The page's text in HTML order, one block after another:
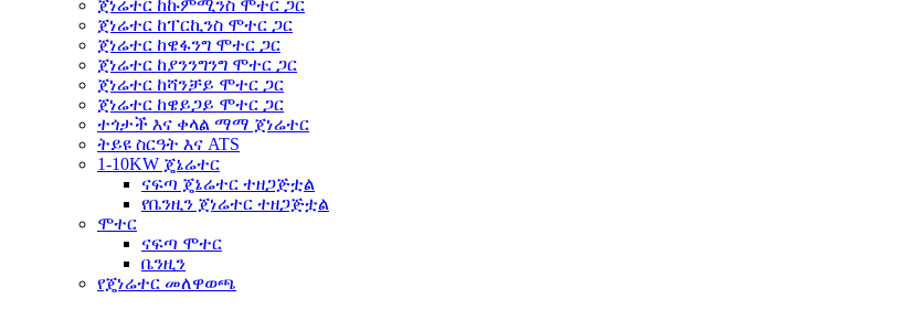
ጀነሬተር ከኩምሚንስ ሞተር ጋር
ጀነሬተር ከፐርኪንስ ሞተር ጋር
ጀነሬተር ከዌፋንግ ሞተር ጋር
ጀነሬተር ከያንንግንግ ሞተር ጋር
ጀነሬተር ከሻንቻይ ሞተር ጋር
ጀነሬተር ከዌይጋይ ሞተር ጋር
ተጎታች እና ቀላል ማማ ጀነሬተር
ትይዩ ስርዓት እና ATS
1-10KW ጄኔሬተር
ናፍጣ ጄኔሬተር ተዘጋጅቷል
የቤንዚን ጀነሬተር ተዘጋጅቷል
ሞተር
ናፍጣ ሞተር
ቤንዚን
የጄነሬተር መለዋወጫ